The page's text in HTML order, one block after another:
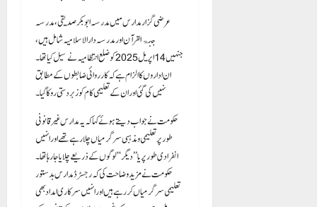
عرضی گزار مدارس میں مدرسہ ابو بکر صدیقی، مدرسہ
جنۃ القرآن اور مدرسہ دارالاسلامیہ شامل ہیں،
جنہیں 14 اپریل 2025 کو ضلع انتظامیہ نے سیل کیا تھا۔
ان اداروں کا الزام ہے کہ کارروائی ضابطوں کے مطابق
نہیں کی گئی اور ان کے تعلیمی کام کو زبردستی روکا گیا۔
حکومت نے جواب دیتے ہوئے کہا کہ یہ مدارس غیر قانونی
طور پر تعلیمی و مذہبی سرگرمیاں چلا رہے تھے اور انہیں
انفرادی طور پر یا ’’دیگر‘‘ لوگوں کے ذریعے چلایا جا رہا تھا۔
حکومت نے مزید وضاحت کی کہ رجسٹرڈ مدارس بدستور
تعلیمی سرگرمیاں کر رہے ہیں اور انہیں سرکاری امداد بھی